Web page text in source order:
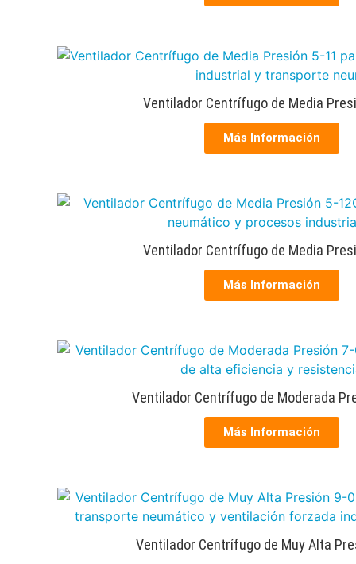
Ventilador Centrífugo de Media
Más Información
Ventilador Centrífugo de Media
Más Información
Ventilador Centrífugo de Moderada
Más Información
Ventilador Centrífugo de Muy Alta